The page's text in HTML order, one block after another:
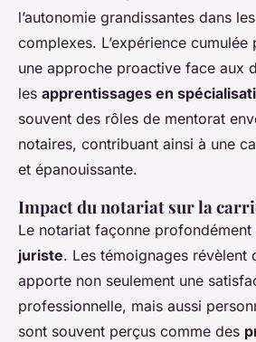
l’autonomie grandissantes dans
complexes. L’expérience cumulée
une approche proactive face aux
les apprentissages en
souvent des rôles de mentorat
notaires, contribuant ainsi à une
et épanouissante.
Impact du notariat sur la
Le notariat façonne profondément
juriste. Les témoignages révèlent
apporte non seulement une
professionnelle, mais aussi
sont souvent perçus comme des